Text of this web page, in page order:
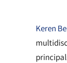
Keren